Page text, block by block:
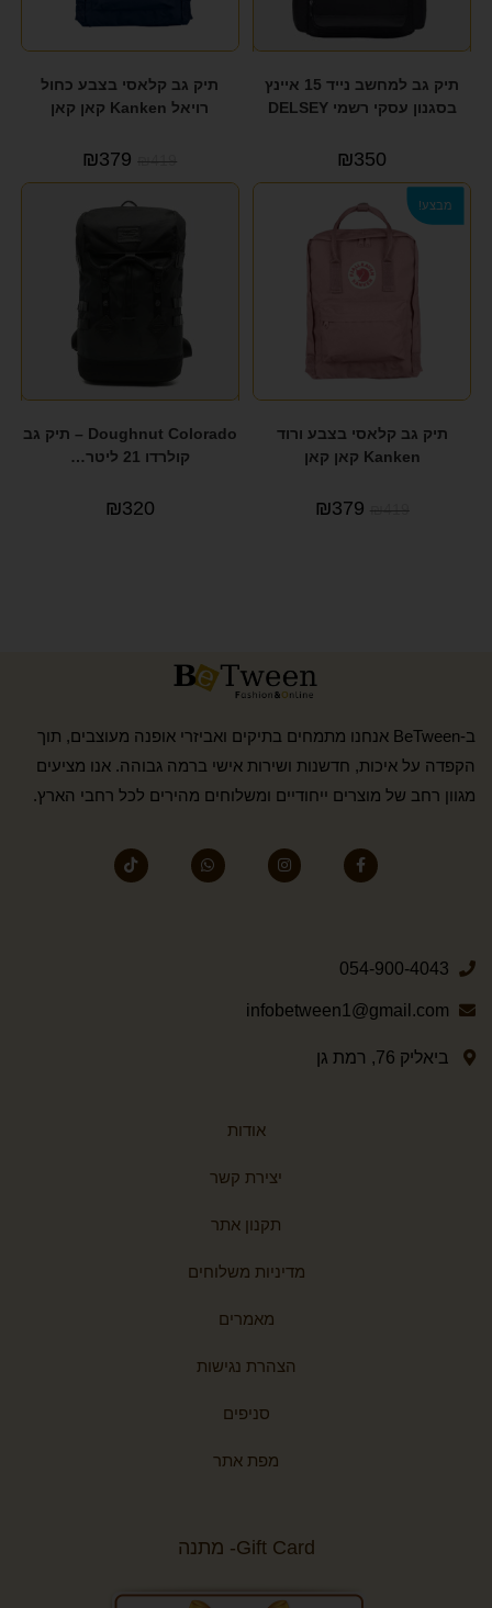
תיק גב למחשב נייד 15 איינץ
בסגנון עסקי רשמי DELSEY
₪350
תיק גב קלאסי בצבע כחול
רויאל Kanken קאן קאן
₪419
₪379
מבצע!
תיק גב קלאסי בצבע ורוד
Kanken קאן קאן
₪419
₪379
Doughnut Colorado – תיק גב
קולרדו 21 ליטר…
₪320
ב-BeTween אנחנו מתמחים בתיקים ואביזרי אופנה מעוצבים, תוך
הקפדה על איכות, חדשנות ושירות אישי ברמה גבוהה. אנו מציעים
מגוון רחב של מוצרים ייחודיים ומשלוחים מהירים לכל רחבי הארץ.
054-900-4043
infobetween1@gmail.com
ביאליק 76, רמת גן
אודות
יצירת קשר
תקנון אתר
מדיניות משלוחים
מאמרים
הצהרת נגישות
סניפים
מפת אתר
Gift Card- מתנה